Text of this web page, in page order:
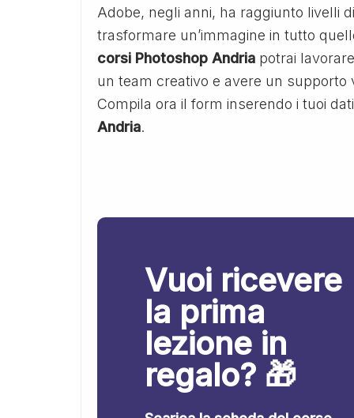
Adobe, negli anni, ha raggiunto livelli
trasformare un’immagine in tutto
corsi Photoshop Andria potrai
un team creativo e avere un
Compila ora il form inserendo i tuoi
Andria.
Vuoi ricevere
la prima
lezione in
regalo? 🎁